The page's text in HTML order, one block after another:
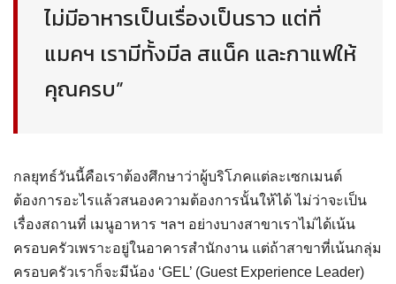
ไม่มีอาหารเป็นเรื่องเป็นราว แต่ที่
แมคฯ เรามีทั้งมีล สแน็ค และกาแฟให้
คุณครบ”
กลยุทธ์วันนี้คือเราต้องศึกษาว่าผู้บริโภคแต่ละเซกเมนต์
ต้องการอะไรแล้วสนองความต้องการนั้นให้ได้ ไม่ว่าจะเป็น
เรื่องสถานที่ เมนูอาหาร ฯลฯ อย่างบางสาขาเราไม่ได้เน้น
ครอบครัวเพราะอยู่ในอาคารสำนักงาน แต่ถ้าสาขาที่เน้นกลุ่ม
ครอบครัวเราก็จะมีน้อง ‘GEL’ (Guest Experience Leader)